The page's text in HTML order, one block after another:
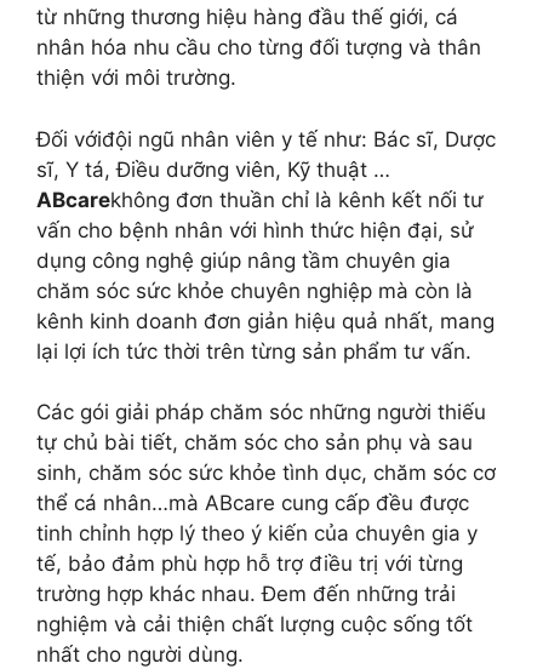
từ những thương hiệu hàng đầu thế giới, cá
nhân hóa nhu cầu cho từng đối tượng và thân
thiện với môi trường.
Đối vớiđội ngũ nhân viên y tế như: Bác sĩ, Dược
sĩ, Y tá, Điều dưỡng viên, Kỹ thuật …
ABcarekhông đơn thuần chỉ là kênh kết nối tư
vấn cho bệnh nhân với hình thức hiện đại, sử
dụng công nghệ giúp nâng tầm chuyên gia
chăm sóc sức khỏe chuyên nghiệp mà còn là
kênh kinh doanh đơn giản hiệu quả nhất, mang
lại lợi ích tức thời trên từng sản phẩm tư vấn.
Các gói giải pháp chăm sóc những người thiếu
tự chủ bài tiết, chăm sóc cho sản phụ và sau
sinh, chăm sóc sức khỏe tình dục, chăm sóc cơ
thể cá nhân…mà ABcare cung cấp đều được
tinh chỉnh hợp lý theo ý kiến của chuyên gia y
tế, bảo đảm phù hợp hỗ trợ điều trị với từng
trường hợp khác nhau. Đem đến những trải
nghiệm và cải thiện chất lượng cuộc sống tốt
nhất cho người dùng.